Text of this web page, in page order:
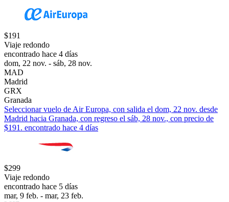
$191
Viaje redondo
encontrado hace 4 días
dom, 22 nov. - sáb, 28 nov.
MAD
Madrid
GRX
Granada
Seleccionar vuelo de Air Europa, con salida el dom, 22 nov. desde
Madrid hacia Granada, con regreso el sáb, 28 nov., con precio de
$191. encontrado hace 4 días
$299
Viaje redondo
encontrado hace 5 días
mar, 9 feb. - mar, 23 feb.